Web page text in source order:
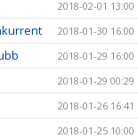
2018-02-01 13:00
2018-01-30 16:00
2018-01-29 16:00
2018-01-29 00:29
2018-01-26 16:41
2018-01-25 10:00